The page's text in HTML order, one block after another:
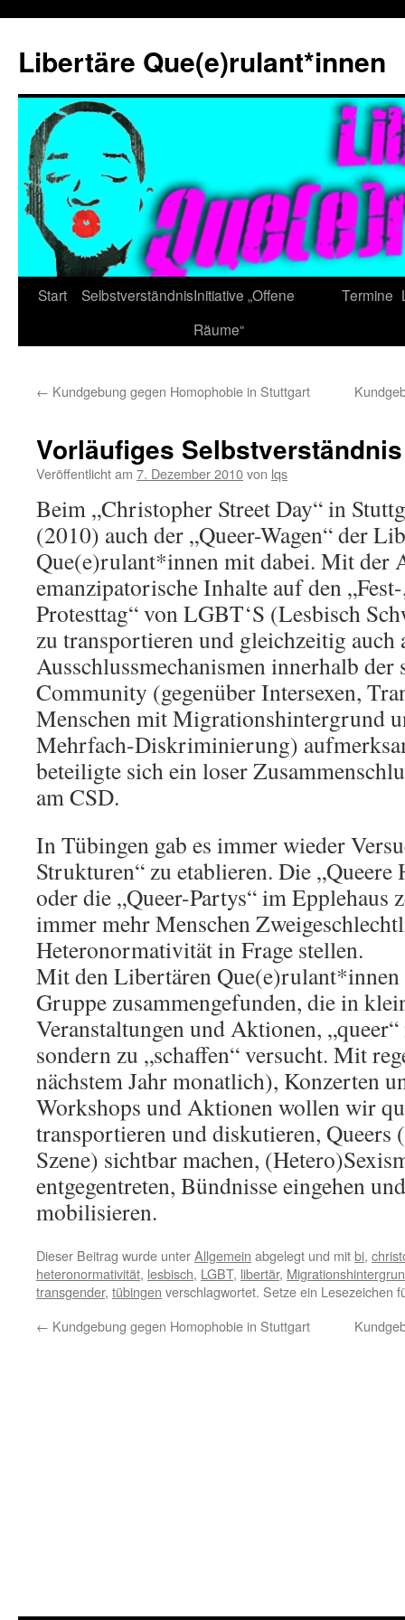
springen
Libertäre Que(e)rulant*innen
Start SelbstverständnisInitiative „Offene
Räume“
Termine
← Kundgebung gegen Homophobie in Stuttgart
Vorläufiges Selbstverständnis
Veröffentlicht am 7. Dezember 2010von lqs
Beim „Christopher Street Day“ in
(2010) auch der „Queer-Wagen“ der
Que(e)rulant*innen mit dabei. Mit der
emanzipatorische Inhalte auf den
Protesttag“ von LGBT‘S (Lesbisch
zu transportieren und gleichzeitig auch
Ausschlussmechanismen innerhalb der
Community (gegenüber Intersexen,
Menschen mit Migrationshintergrund
Mehrfach-Diskriminierung)
beteiligte sich ein loser
am CSD.
In Tübingen gab es immer wieder
Strukturen“ zu etablieren. Die „Queere
oder die „Queer-Partys“ im Epplehaus
immer mehr Menschen
Heteronormativität in Frage stellen.
Mit den Libertären Que(e)rulant*innen
Gruppe zusammengefunden, die in
Veranstaltungen und Aktionen,
sondern zu „schaffen“ versucht. Mit
nächstem Jahr monatlich), Konzerten
Workshops und Aktionen wollen wir
transportieren und diskutieren, Queers
Szene) sichtbar machen,
entgegentreten, Bündnisse eingehen
mobilisieren.
Dieser Beitrag wurde unterAllgemein abgelegt und mitbi,
heteronormativität, lesbisch, LGBT, libertär,
transgender, tübingen verschlagwortet. Setze ein Lesezeichen
← Kundgebung gegen Homophobie in Stuttgart